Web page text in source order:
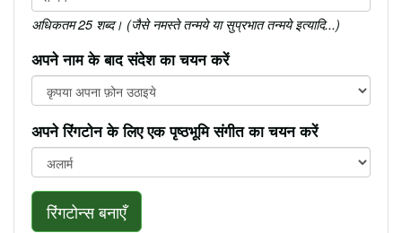
अधिकतम 25 शब्द। (जैसे नमस्ते तन्मये या सुप्रभात तन्मये इत्यादि...)
अपने नाम के बाद संदेश का चयन करें
अपने रिंगटोन के लिए एक पृष्ठभूमि संगीत का चयन करें
रिंगटोन्स बनाएँ